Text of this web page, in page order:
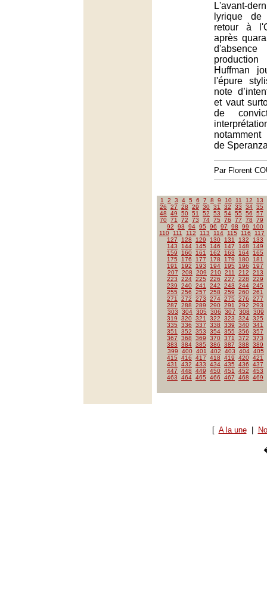
L'avant-
lyrique
retour à
après
Huffman
l'épure
note
et vaut
de
de
Par Florent
1 2 3 4 5 6 7 8 9 10 11 12
13
26
27 28 29 30 31 32 33 34 35
48
49 50 51 52 53 54 55 56
57
70 71 72 73 74 75 76 77 78
79
92
93 94 95 96 97 98 99
100
110
111 112 113 114 115 116
117
127
128 129 130 131 132
133
143
144 145 146 147 148
149
159
160 161 162 163 164
165
175
176 177 178 179 180
181
191
192 193 194 195 196
197
207
208 209 210 211 212
213
223
224 225 226 227 228
229
239
240 241 242 243 244 245
255
256 257 258 259 260 261
271
272 273 274 275 276
277
287
288 289 290 291 292
293
303
304 305 306 307 308
309
319
320 321 322 323 324 325
335
336 337 338 339 340 341
351
352 353 354 355 356
357
367
368 369 370 371 372
373
383
384 385 386 387 388
389
399
400 401 402 403 404 405
415
416 417 418 419 420 421
431
432 433 434 435 436
437
447
448 449 450 451 452
453
463
464 465 466 467 468 469
[ A la une|